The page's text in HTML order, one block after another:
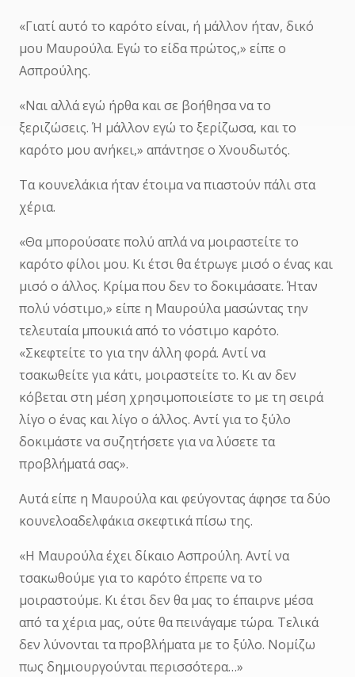
«Γιατί αυτό το καρότο είναι, ή μάλλον ήταν, δικό
μου Μαυρούλα. Εγώ το είδα πρώτος,» είπε ο
Ασπρούλης.
«Ναι αλλά εγώ ήρθα και σε βοήθησα να το
ξεριζώσεις. Ή μάλλον εγώ το ξερίζωσα, και το
καρότο μου ανήκει,» απάντησε ο Χνουδωτός.
Τα κουνελάκια ήταν έτοιμα να πιαστούν πάλι στα
χέρια.
«Θα μπορούσατε πολύ απλά να μοιραστείτε το
καρότο φίλοι μου. Κι έτσι θα έτρωγε μισό ο ένας και
μισό ο άλλος. Κρίμα που δεν το δοκιμάσατε. Ήταν
πολύ νόστιμο,» είπε η Μαυρούλα μασώντας την
τελευταία μπουκιά από το νόστιμο καρότο.
«Σκεφτείτε το για την άλλη φορά. Αντί να
τσακωθείτε για κάτι, μοιραστείτε το. Κι αν δεν
κόβεται στη μέση χρησιμοποιείστε το με τη σειρά
λίγο ο ένας και λίγο ο άλλος. Αντί για το ξύλο
δοκιμάστε να συζητήσετε για να λύσετε τα
προβλήματά σας».
Αυτά είπε η Μαυρούλα και φεύγοντας άφησε τα δύο
κουνελοαδελφάκια σκεφτικά πίσω της.
«Η Μαυρούλα έχει δίκαιο Ασπρούλη. Αντί να
τσακωθούμε για το καρότο έπρεπε να το
μοιραστούμε. Κι έτσι δεν θα μας το έπαιρνε μέσα
από τα χέρια μας, ούτε θα πεινάγαμε τώρα. Τελικά
δεν λύνονται τα προβλήματα με το ξύλο. Νομίζω
πως δημιουργούνται περισσότερα…»